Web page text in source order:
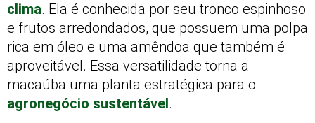
clima. Ela é conhecida por seu tronco espinhoso
e frutos arredondados, que possuem uma polpa
rica em óleo e uma amêndoa que também é
aproveitável. Essa versatilidade torna a
macaúba uma planta estratégica para o
agronegócio sustentável.